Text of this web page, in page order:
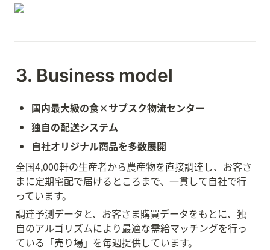
3. Business model
国内最大級の食×サブスク物流センター
独自の配送システム
自社オリジナル商品を多数展開
全国4,000軒の生産者から農産物を直接調達し、お客さ
まに定期宅配で届けるところまで、一貫して自社で行
っています。
調達予測データと、お客さま購買データをもとに、独
自のアルゴリズムにより最適な需給マッチングを行っ
ている 「売り場」を毎週提供しています。